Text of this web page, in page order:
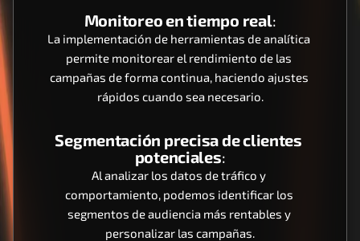
Monitoreo en tiempo real:
La implementación de herramientas de analítica
permite monitorear el rendimiento de las
campañas de forma continua, haciendo ajustes
rápidos cuando sea necesario.
Segmentación precisa de clientes
potenciales:
Al analizar los datos de tráfico y
comportamiento, podemos identificar los
segmentos de audiencia más rentables y
personalizar las campañas.